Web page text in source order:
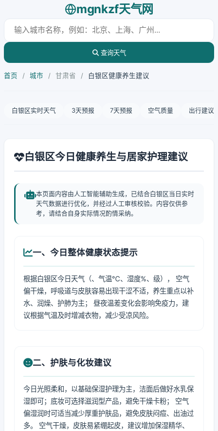
mgnkzf天气网
查询天气
首页 / 城市 / 甘肃省 / 白银区健康养生建议
白银区实时天气 3天预报 7天预报 空气质量 出行建议
白银区今日健康养生与居家护理建议
本页面内容由人工智能辅助生成，已结合白银区当日实时
天气数据进行优化，并经过人工审核校验。内容仅供参
考，请结合自身实际情况酌情采纳。
一、今日整体健康状态提示
根据白银区今日天气（、气温℃、湿度%、级）， 空气
偏干燥，呼吸道与皮肤容易出现干涩不适，养生重点以补
水、润燥、护肺为主； 昼夜温差变化会影响免疫力，建
议根据气温及时增减衣物，减少受凉风险。
二、护肤与化妆建议
今日光照柔和，以基础保湿护理为主，洁面后做好水乳保
湿即可；底妆可选择滋润型产品，避免干燥卡粉； 空气
偏湿润时可适当减少厚重护肤品，避免皮肤闷痘、出油过
多。 空气干燥，皮肤易紧绷起皮，建议增加保湿精华、